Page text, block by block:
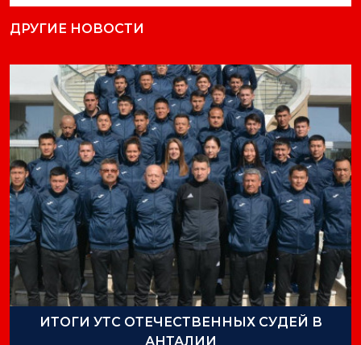
ДРУГИЕ НОВОСТИ
ИТОГИ УТС ОТЕЧЕСТВЕННЫХ СУДЕЙ В
АНТАЛИИ